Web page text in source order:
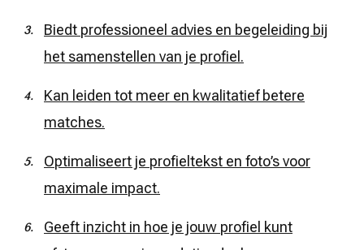
Biedt professioneel advies en begeleiding bij
het samenstellen van je profiel.
Kan leiden tot meer en kwalitatief betere
matches.
Optimaliseert je profieltekst en foto’s voor
maximale impact.
Geeft inzicht in hoe je jouw profiel kunt